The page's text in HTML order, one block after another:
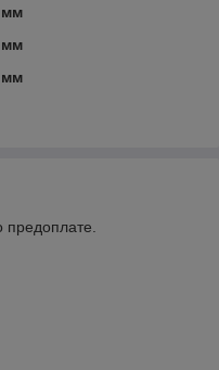
мм
мм
мм
предоплате.